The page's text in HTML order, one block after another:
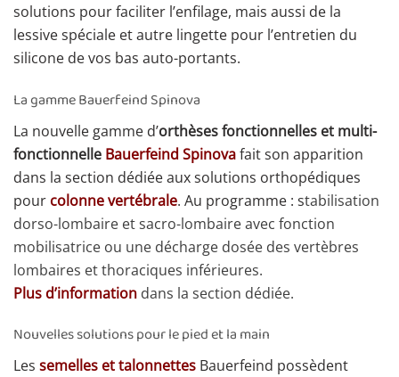
solutions pour faciliter l’enfilage, mais aussi de la
lessive spéciale et autre lingette pour l’entretien du
silicone de vos bas auto-portants.
La gamme Bauerfeind Spinova
La nouvelle gamme d’orthèses fonctionnelles et multi-
fonctionnelle Bauerfeind Spinovafait son apparition
dans la section dédiée aux solutions orthopédiques
pour colonne vertébrale. Au programme : stabilisation
dorso-lombaire et sacro-lombaire avec fonction
mobilisatrice ou une décharge dosée des vertèbres
lombaires et thoraciques inférieures.
Plus d’information dans la section dédiée.
Nouvelles solutions pour le pied et la main
Les semelles et talonnettes Bauerfeind possèdent